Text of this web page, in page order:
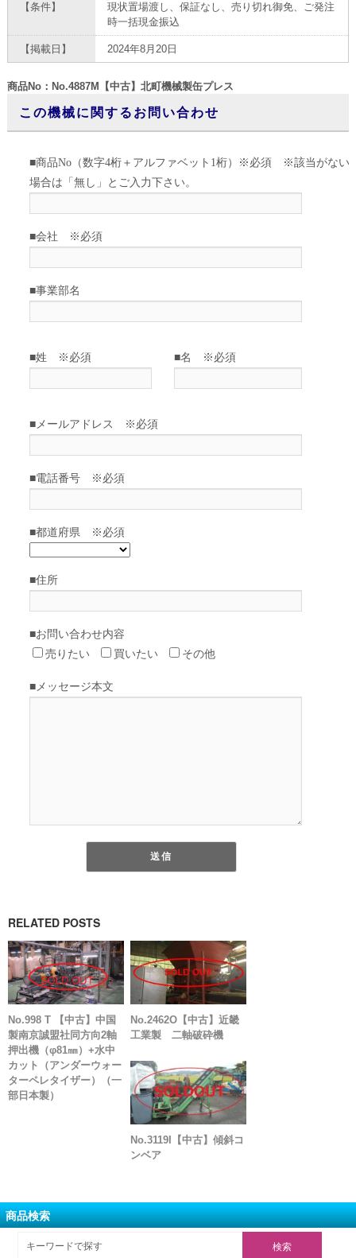
【条件】
現状置場渡し、保証なし、売り切れ御免、ご発注
時一括現金振込
【掲載日】 2024年8月20日
商品No：No.4887M【中古】北町機械製缶プレス
この機械に関するお問い合わせ
RELATED POSTS
No.998 T 【中古】中国
製南京誠盟社同方向2軸
押出機（φ81㎜）+水中
カット（アンダーウォー
ターペレタイザー）（一
部日本製）
No.2462O【中古】近畿
工業製 二軸破砕機
No.3119I【中古】傾斜コ
ンベア
商品検索